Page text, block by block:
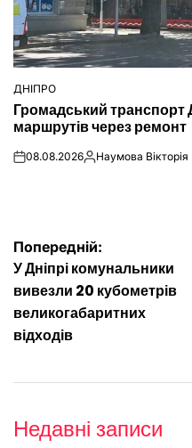
ОПУБЛІКУВАТИ
ДНІПРО
Громадський транспорт
маршрутів через ремонт
on08.08.2026Опубліковано
Наумова Вікторія
Навігація
записів
Попередній:
У Дніпрі комунальники
вивезли 20 кубометрів
великогабаритних
відходів
Недавні записи